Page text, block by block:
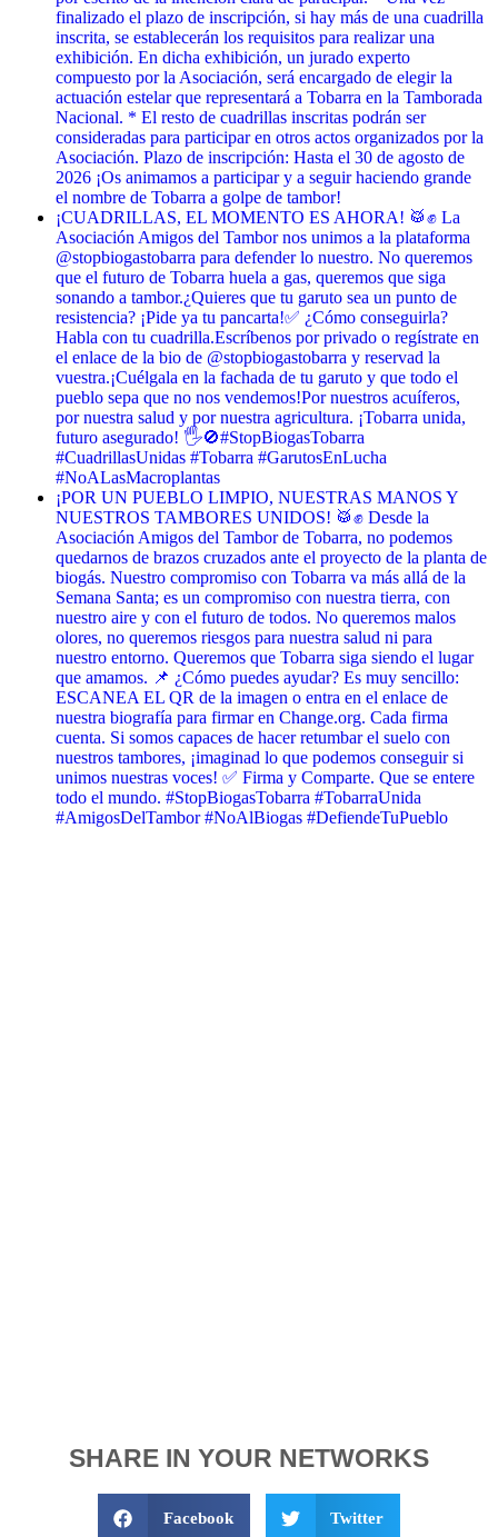
finalizado el plazo de inscripción, si hay más de una cuadrilla
inscrita, se establecerán los requisitos para realizar una
exhibición. En dicha exhibición, un jurado experto
compuesto por la Asociación, será encargado de elegir la
actuación estelar que representará a Tobarra en la Tamborada
Nacional. * El resto de cuadrillas inscritas podrán ser
consideradas para participar en otros actos organizados por la
Asociación. Plazo de inscripción: Hasta el 30 de agosto de
2026 ¡Os animamos a participar y a seguir haciendo grande
el nombre de Tobarra a golpe de tambor!
¡CUADRILLAS, EL MOMENTO ES AHORA! 🥁✊ La
Asociación Amigos del Tambor nos unimos a la plataforma
@stopbiogastobarra para defender lo nuestro. No queremos
que el futuro de Tobarra huela a gas, queremos que siga
sonando a tambor. ​¿Quieres que tu garuto sea un punto de
resistencia? ¡Pide ya tu pancarta! ​✅ ¿Cómo conseguirla? ​
Habla con tu cuadrilla. ​Escríbenos por privado o regístrate en
el enlace de la bio de @stopbiogastobarra y reservad la
vuestra. ​¡Cuélgala en la fachada de tu garuto y que todo el
pueblo sepa que no nos vendemos! ​Por nuestros acuíferos,
por nuestra salud y por nuestra agricultura. ¡Tobarra unida,
futuro asegurado! 🖐️🚫 ​#StopBiogasTobarra
#CuadrillasUnidas #Tobarra #GarutosEnLucha
#NoALasMacroplantas
¡POR UN PUEBLO LIMPIO, NUESTRAS MANOS Y
NUESTROS TAMBORES UNIDOS! 🥁✊ Desde la
Asociación Amigos del Tambor de Tobarra, no podemos
quedarnos de brazos cruzados ante el proyecto de la planta de
biogás. Nuestro compromiso con Tobarra va más allá de la
Semana Santa; es un compromiso con nuestra tierra, con
nuestro aire y con el futuro de todos. No queremos malos
olores, no queremos riesgos para nuestra salud ni para
nuestro entorno. Queremos que Tobarra siga siendo el lugar
que amamos. 📌 ¿Cómo puedes ayudar? Es muy sencillo:
ESCANEA EL QR de la imagen o entra en el enlace de
nuestra biografía para firmar en Change.org. Cada firma
cuenta. Si somos capaces de hacer retumbar el suelo con
nuestros tambores, ¡imaginad lo que podemos conseguir si
unimos nuestras voces! ✅ Firma y Comparte. Que se entere
todo el mundo. #StopBiogasTobarra #TobarraUnida
#AmigosDelTambor #NoAlBiogas #DefiendeTuPueblo
SHARE IN YOUR NETWORKS
Facebook Twitter